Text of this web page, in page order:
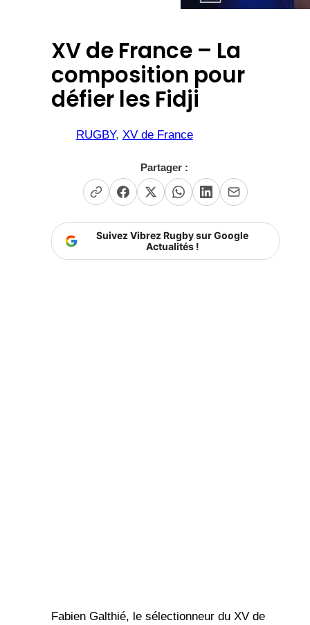
XV de France – La
composition pour
défier les Fidji
RUGBY, XV de France
Partager :
Suivez Vibrez Rugby sur Google
Actualités !
Fabien Galthié, le sélectionneur du XV de